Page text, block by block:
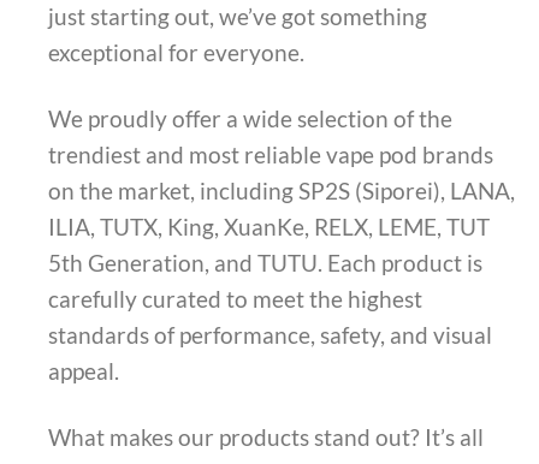
just starting out, we’ve got something
exceptional for everyone.
We proudly offer a wide selection of the
trendiest and most reliable vape pod brands
on the market, including SP2S (Siporei), LANA,
ILIA, TUTX, King, XuanKe, RELX, LEME, TUT
5th Generation, and TUTU. Each product is
carefully curated to meet the highest
standards of performance, safety, and visual
appeal.
What makes our products stand out? It’s all